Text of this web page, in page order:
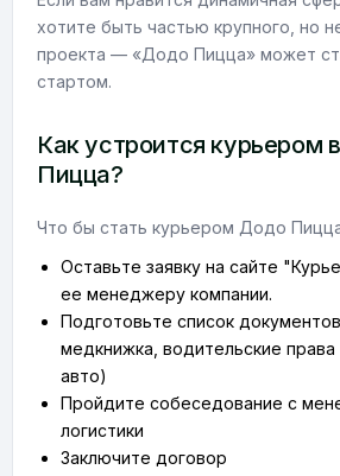
хотите быть частью крупного, но
проекта — «Додо Пицца» может
стартом.
Как устроится курьером
Пицца?
Что бы стать курьером Додо
Оставьте заявку на сайте
ее менеджеру компании.
Подготовьте список
медкнижка, водительские
авто)
Пройдите собеседование с
логистики
Заключите договор